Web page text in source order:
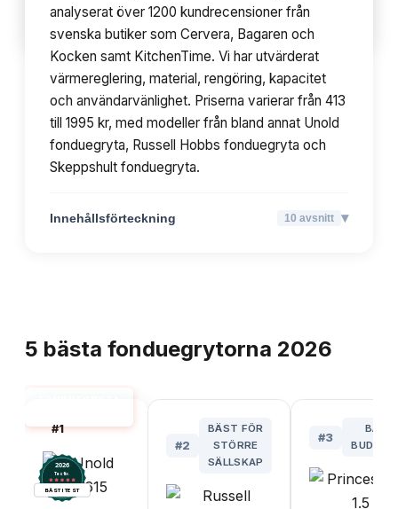
Innehållsförteckning 10avsnitt
analyserat över 1200 kundrecensioner från
svenska butiker som Cervera, Bagaren och
Kocken samt KitchenTime. Vi har utvärderat
värmereglering, material, rengöring, kapacitet
och användarvänlighet. Priserna varierar från 413
till 1995 kr, med modeller från bland annat Unold
fonduegryta, Russell Hobbs fonduegryta och
Skeppshult fonduegryta.
Innehållsförteckning 10 avsnitt ▾
5 bästa fonduegrytorna 2026
#1
2026
Testix.
BÄST I TEST
#2
BÄST FÖR
STÖRRE
SÄLLSKAP
#3